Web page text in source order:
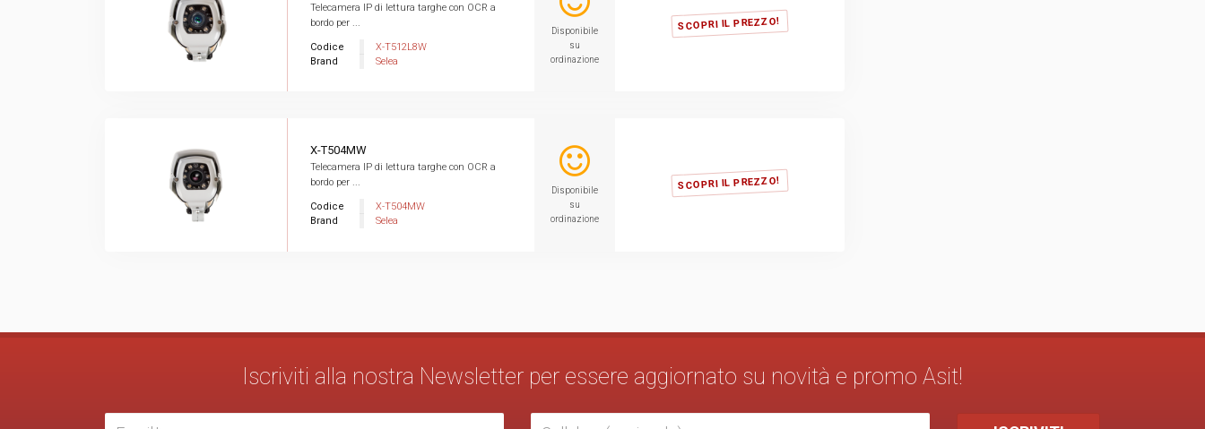
SCOPRI IL PREZZO!
Telecamera IP di lettura targhe con OCR a
bordo per ...
Codice
X-T512L8W
Brand
Selea
Disponibile
su
ordinazione
SCOPRI IL PREZZO!
X-T504MW
Telecamera IP di lettura targhe con OCR a
bordo per ...
Codice
X-T504MW
Brand
Selea
Disponibile
su
ordinazione
Iscriviti alla nostra Newsletter per essere aggiornato su novità e promo Asit!